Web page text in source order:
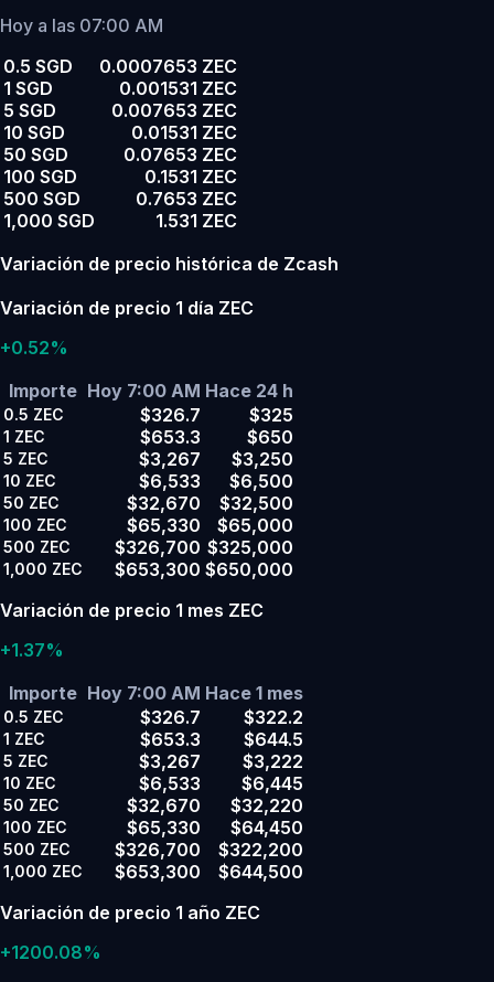
Hoy a las 07:00 AM
0.5 SGD
0.0007653 ZEC
1 SGD
0.001531 ZEC
5 SGD
0.007653 ZEC
10 SGD
0.01531 ZEC
50 SGD
0.07653 ZEC
100 SGD
0.1531 ZEC
500 SGD
0.7653 ZEC
1,000 SGD
1.531 ZEC
Variación de precio histórica de Zcash
Variación de precio 1 día ZEC
+0.52%
Importe Hoy 7:00 AM Hace 24 h
0.5 ZEC $326.7 $325
1 ZEC $653.3 $650
5 ZEC $3,267 $3,250
10 ZEC $6,533 $6,500
50 ZEC $32,670 $32,500
100 ZEC $65,330 $65,000
500 ZEC $326,700 $325,000
1,000 ZEC $653,300 $650,000
Variación de precio 1 mes ZEC
+1.37%
Importe Hoy 7:00 AM Hace 1 mes
0.5 ZEC $326.7 $322.2
1 ZEC $653.3 $644.5
5 ZEC $3,267 $3,222
10 ZEC $6,533 $6,445
50 ZEC $32,670 $32,220
100 ZEC $65,330 $64,450
500 ZEC $326,700 $322,200
1,000 ZEC $653,300
$644,500
Variación de precio 1 año ZEC
+1200.08%